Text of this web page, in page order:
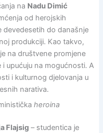
na Nadu Dimić
od herojskih
devedesetih do današnje
produkciji. Kao takvo,
na društvene promjene
i upućuju na mogućnosti. A
i kulturnog djelovanja u
narativa.
heroina
Flajsig– studentica je